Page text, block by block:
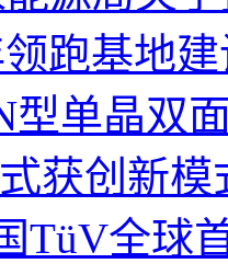
跑基地
型单晶双
获创新
TüV全球